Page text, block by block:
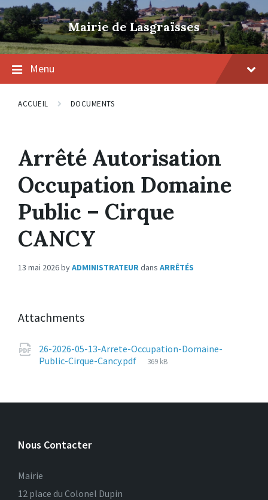
Skip
to
content
Skip
to
main
navigation
Skip
to
footer
Mairie de Lasgraïsses
Menu
ACCUEIL DOCUMENTS
Arrêté Autorisation
Occupation Domaine
Public – Cirque
CANCY
13 mai 2026byADMINISTRATEURdans ARRÊTÉS
Attachments
26-2026-05-13-Arrete-Occupation-Domaine-
Public-Cirque-Cancy.pdf
File
369 kB
Nous Contacter
Mairie
12 place du Colonel Dupin